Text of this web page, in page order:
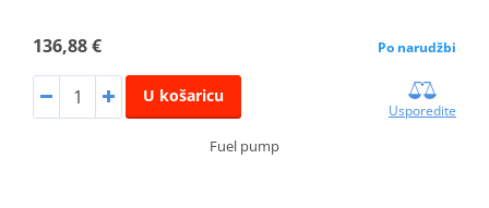
136,88 € Po narudžbi
U košaricu
Usporedite
Fuel pump